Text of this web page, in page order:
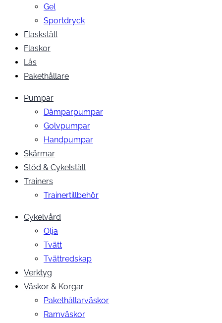
Gel
Sportdryck
Flaskställ
Flaskor
Lås
Pakethållare
Pumpar
Dämparpumpar
Golvpumpar
Handpumpar
Skärmar
Stöd & Cykelställ
Trainers
Trainertillbehör
Cykelvård
Olja
Tvätt
Tvättredskap
Verktyg
Väskor & Korgar
Pakethållarväskor
Ramväskor